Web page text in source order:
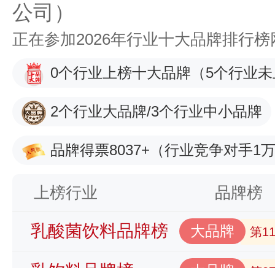
公司）
正在参加2026年行业十大品牌排行
0个行业上榜十大品牌 （5个行业
2个行业大品牌/3个行业中小品牌
品牌得票8037+ （行业竞争对手1
上榜行业 品牌榜
乳酸菌饮料品牌榜 大品牌 第